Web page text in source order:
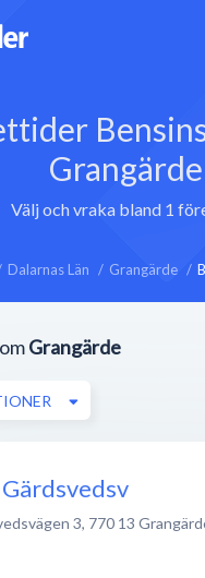
Grangärde
Välj och vraka bland 1
Dalarnas Län Grangärde
Grangärde
3, 770 13